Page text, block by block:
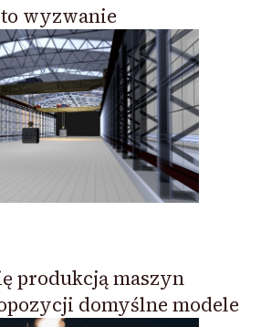
wyzwanie
produkcją maszyn
domyślne modele